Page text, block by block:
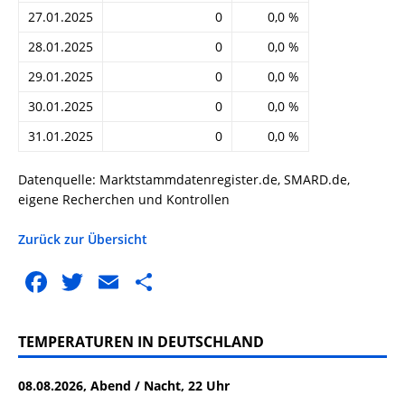
27.01.2025 0
0,0 %
28.01.2025
0
0,0 %
29.01.2025
0
0,0 %
30.01.2025
0
0,0 %
31.01.2025
0 0,0 %
Datenquelle: Marktstammdatenregister.de, SMARD.de,
eigene Recherchen und Kontrollen
Zurück zur Übersicht
F
c
e
T
it
te
E
ai
l
le
n
TEMPERATUREN IN DEUTSCHLAND
08.08.2026, Abend / Nacht, 22 Uhr